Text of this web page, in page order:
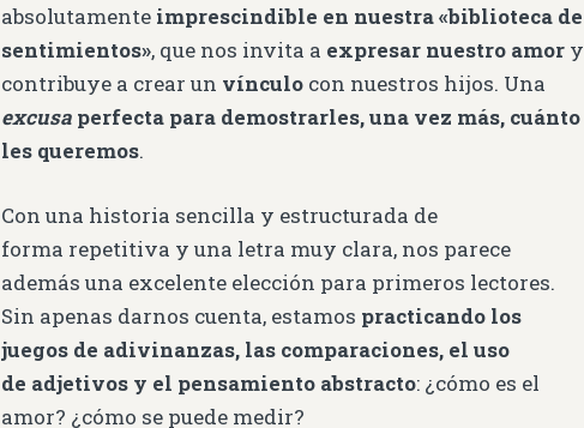
absolutamente imprescindible en nuestra «biblioteca de
sentimientos», que nos invita a expresar nuestro amor y
contribuye a crear un vínculo con nuestros hijos. Una
excusa perfecta para demostrarles, una vez más, cuánto
les queremos.
Con una historia sencilla y estructurada de
forma repetitiva y una letra muy clara, nos parece
además una excelente elección para primeros lectores.
Sin apenas darnos cuenta, estamos practicando los
juegos de adivinanzas, las comparaciones, el uso
de adjetivos y el pensamiento abstracto: ¿cómo es el
amor? ¿cómo se puede medir?